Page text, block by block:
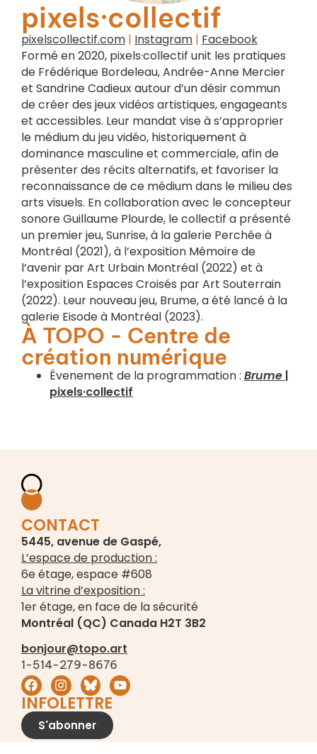
pixels·collectif
pixelscollectif.com | Instagram | Facebook
Formé en 2020, pixels·collectif unit les pratiques
de Frédérique Bordeleau, Andrée-Anne Mercier
et Sandrine Cadieux autour d’un désir commun
de créer des jeux vidéos artistiques, engageants
et accessibles. Leur mandat vise à s’approprier
le médium du jeu vidéo, historiquement à
dominance masculine et commerciale, afin de
présenter des récits alternatifs, et favoriser la
reconnaissance de ce médium dans le milieu des
arts visuels. En collaboration avec le concepteur
sonore Guillaume Plourde, le collectif a présenté
un premier jeu, Sunrise, à la galerie Perchée à
Montréal (2021), à l’exposition Mémoire de
l’avenir par Art Urbain Montréal (2022) et à
l’exposition Espaces Croisés par Art Souterrain
(2022). Leur nouveau jeu, Brume, a été lancé à la
galerie Eisode à Montréal (2023).
À TOPO - Centre de
création numérique
Évenement de la programmation : Brume |
pixels·collectif
CONTACT
5445, avenue de Gaspé,
L’espace de production :
6e étage, espace #608
La vitrine d’exposition :
1er étage, en face de la sécurité
Montréal (QC) Canada H2T 3B2
bonjour@topo.art
1-514-279-8676
INFOLETTRE
S'abonner